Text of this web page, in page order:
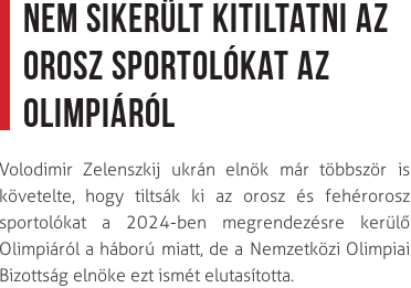
nem sikerült kitiltatni az
orosz sportolókat az
Olimpiáról
Volodimir Zelenszkij ukrán elnök már többször is
követelte, hogy tiltsák ki az orosz és fehérorosz
sportolókat a 2024-ben megrendezésre kerülő
Olimpiáról a háború miatt, de a Nemzetközi Olimpiai
Bizottság elnöke ezt ismét elutasította.